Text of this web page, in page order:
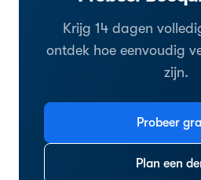
Krijg 14 dagen
ontdek hoe eenvoudig
zijn.
Probeer
Plan een